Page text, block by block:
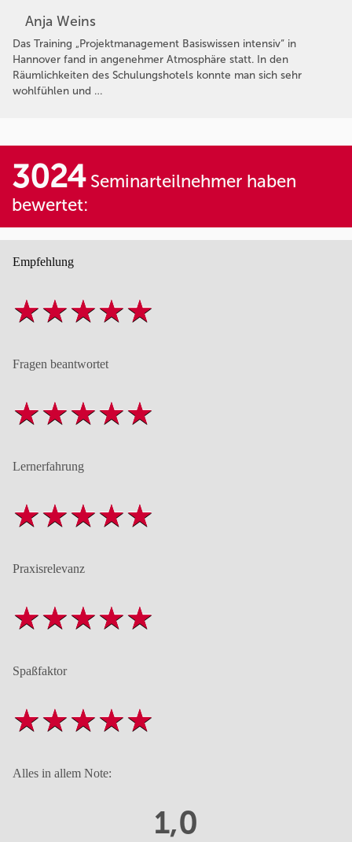
Anja Weins
Das Training „Projektmanagement Basiswissen intensiv“ in
Hannover fand in angenehmer Atmosphäre statt. In den
Räumlichkeiten des Schulungshotels konnte man sich sehr
wohlfühlen und …
3024Seminarteilnehmer haben
bewertet:
Empfehlung
Fragen beantwortet
Lernerfahrung
Praxisrelevanz
Spaßfaktor
Alles in allem Note:
1,0